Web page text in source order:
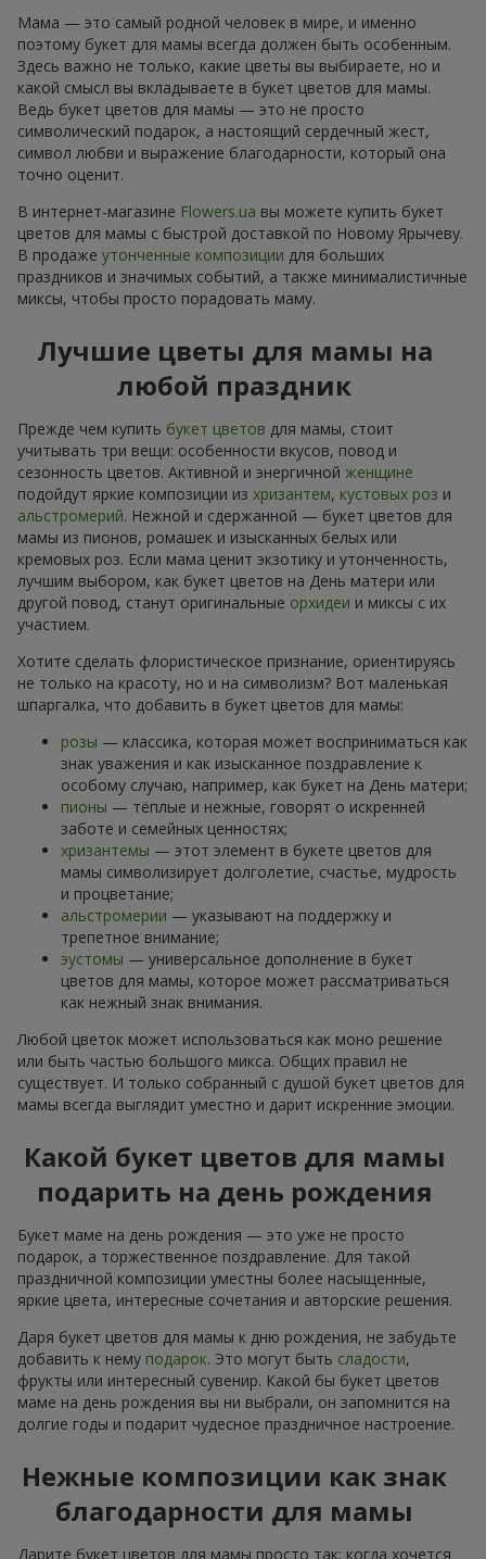
Мама — это самый родной человек в мире, и именно
поэтому букет для мамы всегда должен быть особенным.
Здесь важно не только, какие цветы вы выбираете, но и
какой смысл вы вкладываете в букет цветов для мамы.
Ведь букет цветов для мамы — это не просто
символический подарок, а настоящий сердечный жест,
символ любви и выражение благодарности, который она
точно оценит.
В интернет-магазине Flowers.ua вы можете купить букет
цветов для мамы с быстрой доставкой по Новому Ярычеву.
В продаже утонченные композиции для больших
праздников и значимых событий, а также минималистичные
миксы, чтобы просто порадовать маму.
Лучшие цветы для мамы на
любой праздник
Прежде чем купить букет цветов для мамы, стоит
учитывать три вещи: особенности вкусов, повод и
сезонность цветов. Активной и энергичной женщине
подойдут яркие композиции из хризантем, кустовых роз и
альстромерий. Нежной и сдержанной — букет цветов для
мамы из пионов, ромашек и изысканных белых или
кремовых роз. Если мама ценит экзотику и утонченность,
лучшим выбором, как букет цветов на День матери или
другой повод, станут оригинальные орхидеи и миксы с их
участием.
Хотите сделать флористическое признание, ориентируясь
не только на красоту, но и на символизм? Вот маленькая
шпаргалка, что добавить в букет цветов для мамы:
розы — классика, которая может восприниматься как
знак уважения и как изысканное поздравление к
особому случаю, например, как букет на День матери;
пионы — тёплые и нежные, говорят о искренней
заботе и семейных ценностях;
хризантемы — этот элемент в букете цветов для
мамы символизирует долголетие, счастье, мудрость
и процветание;
альстромерии — указывают на поддержку и
трепетное внимание;
эустомы — универсальное дополнение в букет
цветов для мамы, которое может рассматриваться
как нежный знак внимания.
Любой цветок может использоваться как моно решение
или быть частью большого микса. Общих правил не
существует. И только собранный с душой букет цветов для
мамы всегда выглядит уместно и дарит искренние эмоции.
Какой букет цветов для мамы
подарить на день рождения
Букет маме на день рождения — это уже не просто
подарок, а торжественное поздравление. Для такой
праздничной композиции уместны более насыщенные,
яркие цвета, интересные сочетания и авторские решения.
Даря букет цветов для мамы к дню рождения, не забудьте
добавить к нему подарок. Это могут быть сладости,
фрукты или интересный сувенир. Какой бы букет цветов
маме на день рождения вы ни выбрали, он запомнится на
долгие годы и подарит чудесное праздничное настроение.
Нежные композиции как знак
благодарности для мамы
Дарите букет цветов для мамы просто так: когда хочется